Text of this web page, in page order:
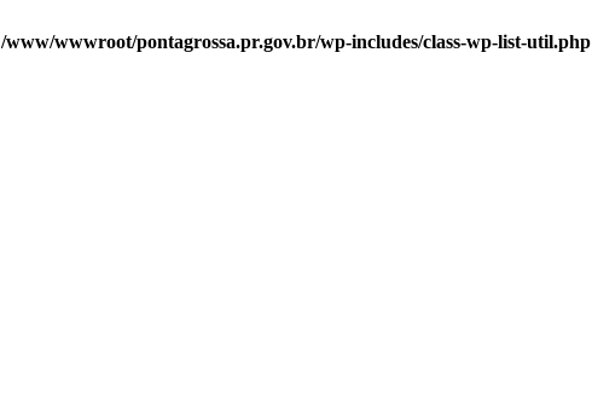
/www/wwwroot/pontagrossa.pr.gov.br/wp-includes/class-wp-list-util.php